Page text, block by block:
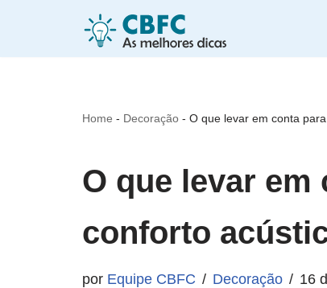
Home - Decoração - O que levar em conta
O que levar em
conforto
por Equipe CBFC Decoração 16